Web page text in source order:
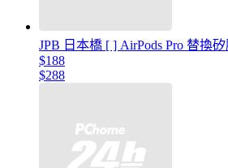
JPB 日本橋 [ ] AirPods Pro 替換
$188
$288